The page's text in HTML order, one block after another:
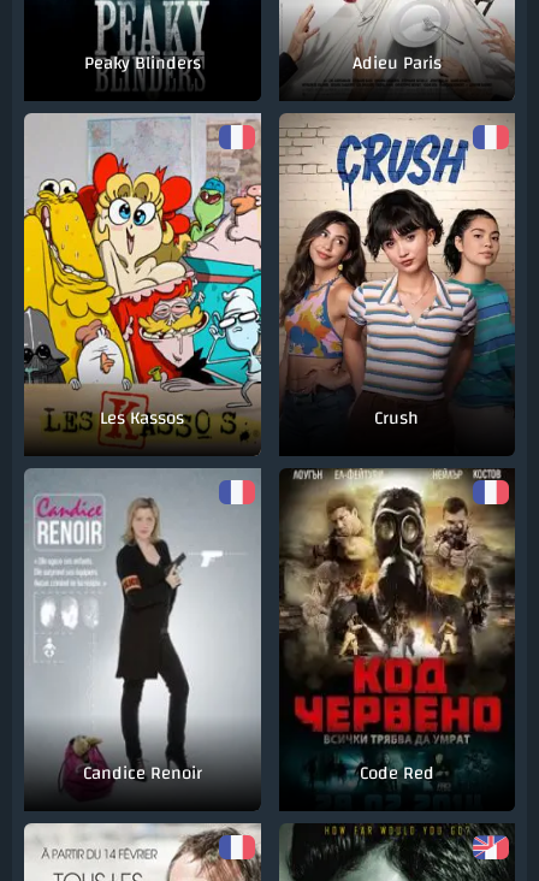
Peaky Blinders Adieu Paris
Les Kassos Crush
Candice Renoir Code Red